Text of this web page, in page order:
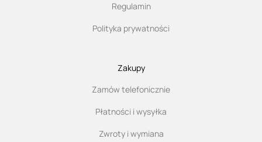
Regulamin
Polityka prywatności
Zakupy
Zamów telefonicznie
Płatności i wysyłka
Zwroty i wymiana